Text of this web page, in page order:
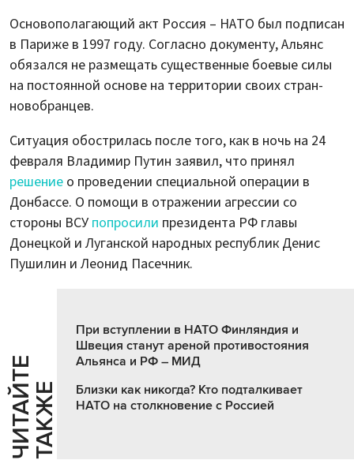
Основополагающий акт Россия – НАТО был подписан
в Париже в 1997 году. Согласно документу, Альянс
обязался не размещать существенные боевые силы
на постоянной основе на территории своих стран-
новобранцев.
Ситуация обострилась после того, как в ночь на 24
февраля Владимир Путин заявил, что принял
решение о проведении специальной операции в
Донбассе. О помощи в отражении агрессии со
стороны ВСУ попросили президента РФ главы
Донецкой и Луганской народных республик Денис
Пушилин и Леонид Пасечник.
Ч
И
Т
АЙ
Т
Е
Т
А
К
ЖЕ
При вступлении в НАТО Финляндия и
Швеция станут ареной противостояния
Альянса и РФ – МИД
Близки как никогда? Кто подталкивает
НАТО на столкновение с Россией